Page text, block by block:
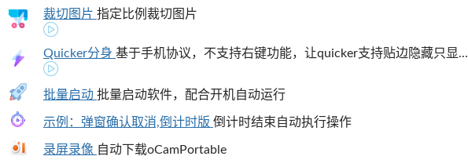
裁切图片 指定比例裁切图片
Quicker分身 基于手机协议，不支持右键功能，让quicker支持贴边隐藏只显...
批量启动 批量启动软件，配合开机自动运行
示例：弹窗确认取消,倒计时版 倒计时结束自动执行操作
录屏录像 自动下载oCamPortable